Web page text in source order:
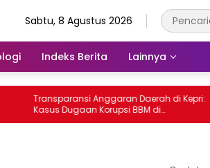
Sabtu, 8 Agustus 2026
Indeks Berita Lainnya
Transparansi Anggaran Daerah di Kepri:
Kasus Dugaan Korupsi BBM di
Tanjungpinang yang Masih Diusut